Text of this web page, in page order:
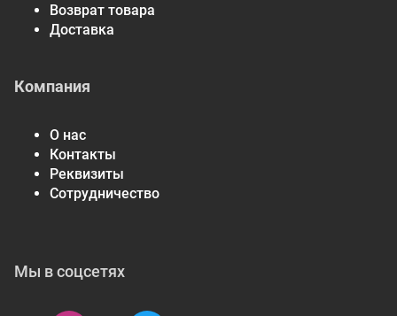
Возврат товара
Доставка
Компания
О нас
Контакты
Реквизиты
Сотрудничество
Мы в соцсетях